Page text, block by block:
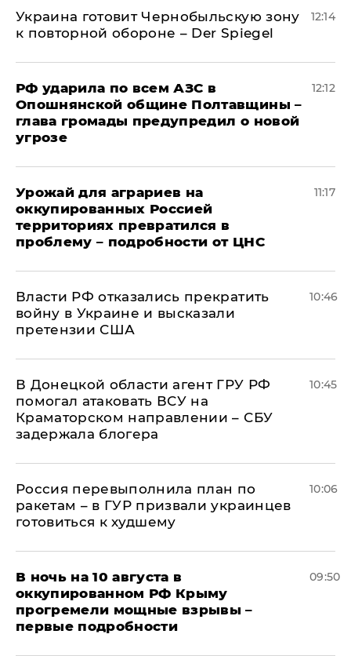
Украина готовит Чернобыльскую зону
к повторной обороне – Der Spiegel
12:14
РФ ударила по всем АЗС в
Опошнянской общине Полтавщины –
глава громады предупредил о новой
угрозе
12:12
Урожай для аграриев на
оккупированных Россией
территориях превратился в
проблему – подробности от ЦНС
11:17
Власти РФ отказались прекратить
войну в Украине и высказали
претензии США
10:46
В Донецкой области агент ГРУ РФ
помогал атаковать ВСУ на
Краматорском направлении – СБУ
задержала блогера
10:45
Россия перевыполнила план по
ракетам – в ГУР призвали украинцев
готовиться к худшему
10:06
В ночь на 10 августа в
оккупированном РФ Крыму
прогремели мощные взрывы –
первые подробности
09:50